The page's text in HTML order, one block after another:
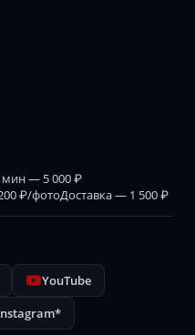
мин — 5 000 ₽
₽/фотоДоставка — 1 500 ₽
YouTube